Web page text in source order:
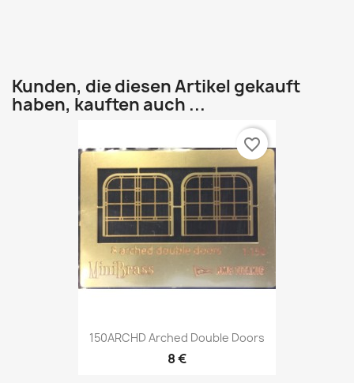
Kunden, die diesen Artikel gekauft
haben, kauften auch ...
150ARCHD Arched Double Doors
8 €
favorite_border